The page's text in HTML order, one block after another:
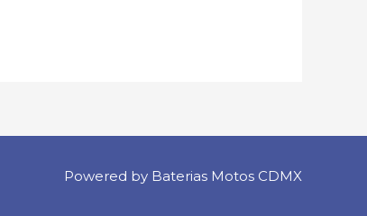
Powered by Baterias Motos CDMX